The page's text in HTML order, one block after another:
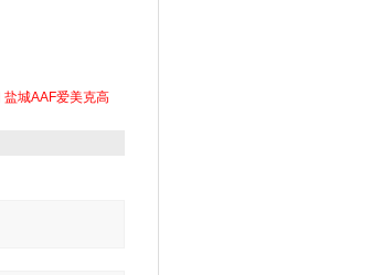
盐城AAF爱美克高